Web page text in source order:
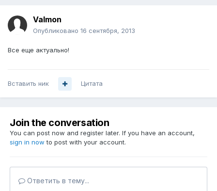
Valmon
Опубликовано 16 сентября, 2013
Все еще актуально!
Вставить ник Цитата
Join the conversation
You can post now and register later. If you have an account,
sign in now to post with your account.
Ответить в тему...